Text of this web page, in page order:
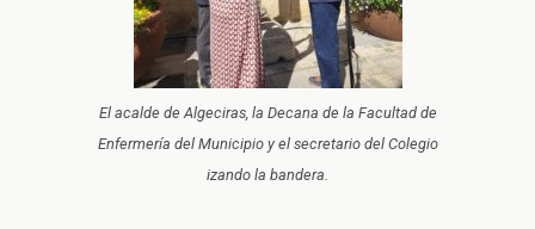
El acalde de Algeciras, la Decana de la Facultad de
Enfermería del Municipio y el secretario del Colegio
izando la bandera.